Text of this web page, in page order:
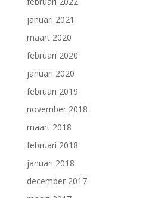
januari 2021
maart 2020
februari 2020
januari 2020
februari 2019
november 2018
maart 2018
februari 2018
januari 2018
december 2017